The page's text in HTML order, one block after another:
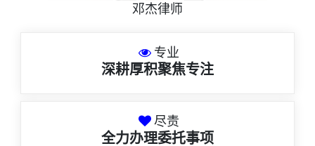
邓杰律师
专业
深耕厚积聚焦专注
尽责
全力办理委托事项